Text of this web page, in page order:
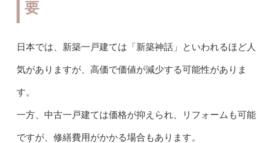
要
日本では、新築一戸建ては「新築神話」といわれるほど人
気がありますが、高価で価値が減少する可能性がありま
す。
一方、中古一戸建ては価格が抑えられ、リフォームも可能
ですが、修繕費用がかかる場合もあります。